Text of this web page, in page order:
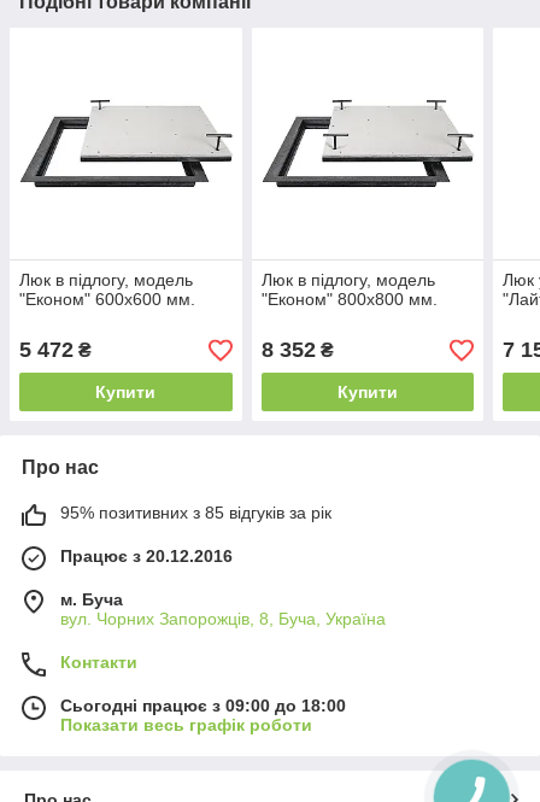
Люк в підлогу, модель
"Економ" 600х600 мм.
5 472 ₴
Купити
Люк в підлогу, модель
"Економ" 800х800 мм.
8 352₴
Купити
Люк
7
Про нас
95% позитивних з 85 відгуків за рік
Працює з 20.12.2016
м. Буча
вул. Чорних Запорожців, 8, Буча, Україна
Контакти
Сьогодні працює з 09:00 до 18:00
Показати весь графік роботи